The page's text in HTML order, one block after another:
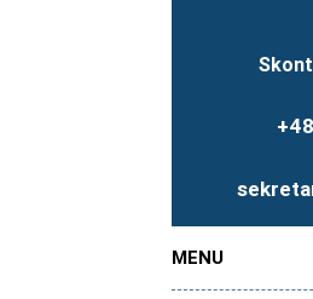
MENU